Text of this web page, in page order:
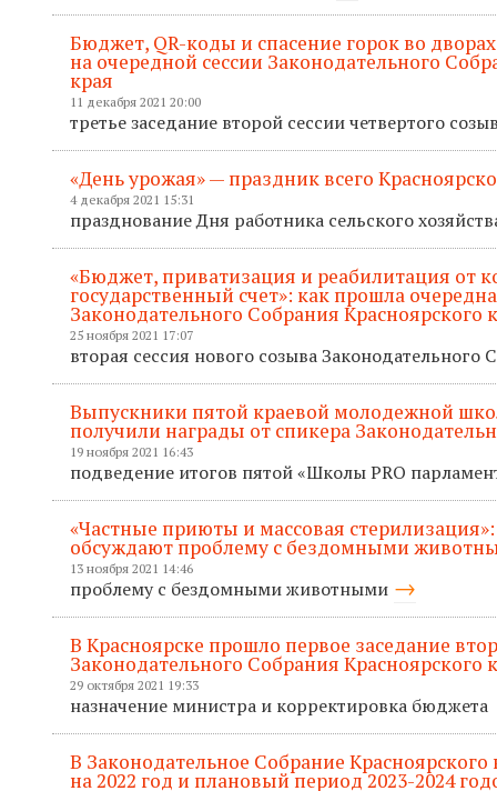
Бюджет, QR-коды и спасение горок во
на очередной сессии Законодательного
края
11 декабря 2021 20:00
третье заседание второй сессии четвертого
«День урожая» — праздник всего
4 декабря 2021 15:31
празднование Дня работника сельского
«Бюджет, приватизация и реабилитация от
государственный счет»: как прошла
Законодательного Собрания Красноярского
25 ноября 2021 17:07
вторая сессия нового созыва Законодательного
Выпускники пятой краевой молодежной
получили награды от спикера
19 ноября 2021 16:43
подведение итогов пятой «Школы PRO
«Частные приюты и массовая
обсуждают проблему с бездомными
13 ноября 2021 14:46
проблему с бездомными животными
В Красноярске прошло первое заседание
Законодательного Собрания Красноярского
29 октября 2021 19:33
назначение министра и корректировка бюджета
В Законодательное Собрание
на 2022 год и плановый период 2023-2024